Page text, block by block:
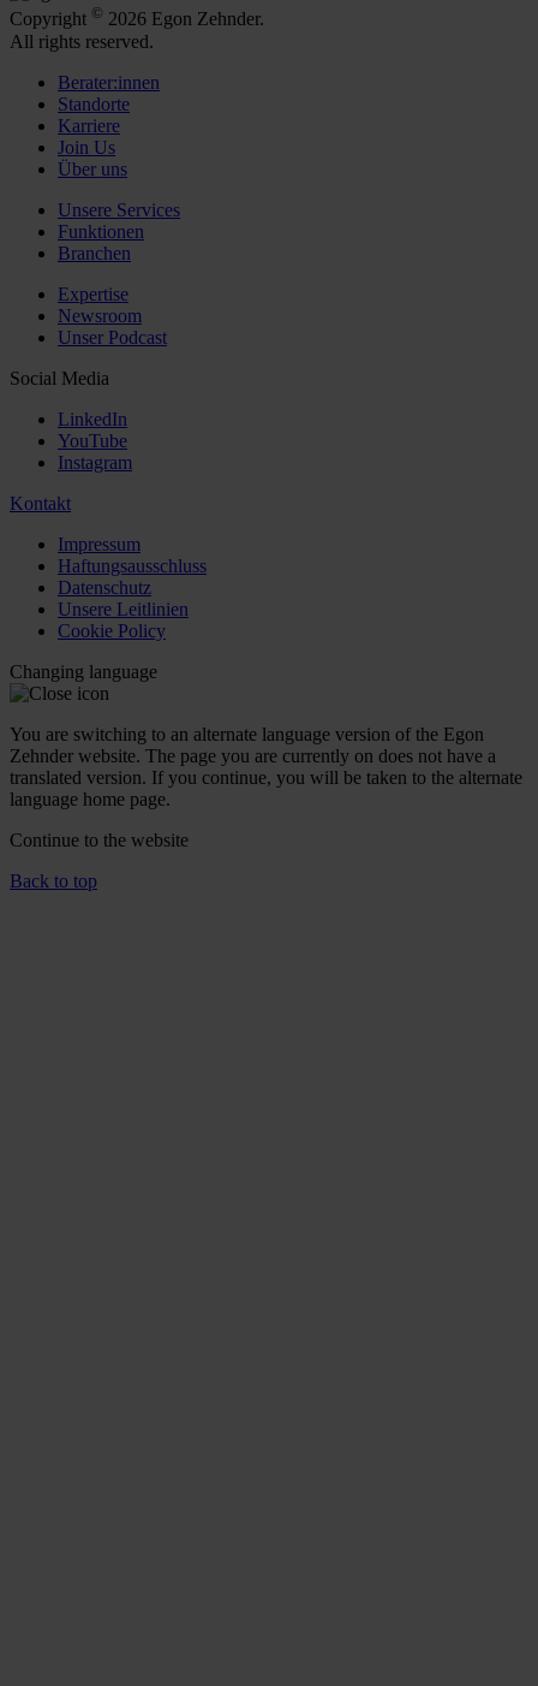
Copyright © 2026 Egon Zehnder.
All rights reserved.
Berater:innen
Standorte
Karriere
Join Us
Über uns
Unsere Services
Funktionen
Branchen
Expertise
Newsroom
Unser Podcast
Social Media
LinkedIn
YouTube
Instagram
Kontakt
Impressum
Haftungsausschluss
Datenschutz
Unsere Leitlinien
Cookie Policy
Changing language
You are switching to an alternate language version of the Egon
Zehnder website. The page you are currently on does not have a
translated version. If you continue, you will be taken to the alternate
language home page.
Continue to the website
Back to top